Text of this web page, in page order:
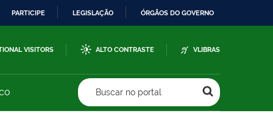
PARTICIPE LEGISLAÇÃO ÓRGÃOS DO GOVERNO
VISITORS ALTO CONTRASTE VLIBRAS
Buscar no portal